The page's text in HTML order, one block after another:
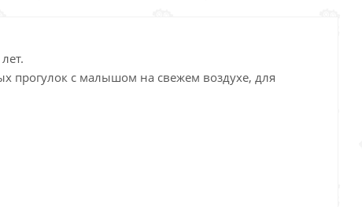
прогулок с малышом на свежем воздухе, для